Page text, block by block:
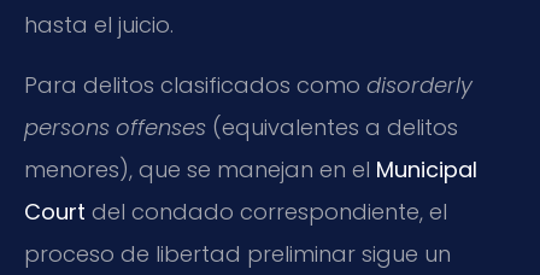
hasta el juicio.
Para delitos clasificados como disorderly
persons offenses (equivalentes a delitos
menores), que se manejan en el Municipal
Court del condado correspondiente, el
proceso de libertad preliminar sigue un